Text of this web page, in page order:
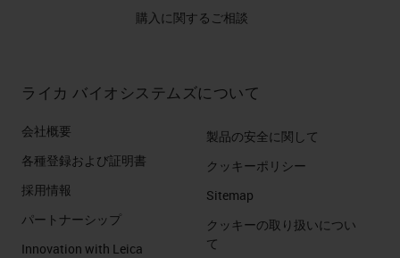
購入に関するご相談
ライカ バイオシステムズについて
会社概要
各種登録および証明書
採用情報
パートナーシップ
Innovation with Leica
製品の安全に関して
クッキーポリシー
Sitemap
クッキーの取り扱いについ
て